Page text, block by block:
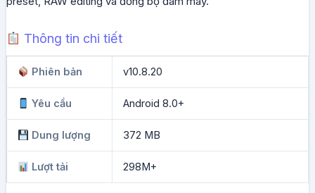
Thông tin chi tiết
Phiên bản v10.8.20
Yêu cầu Android 8.0+
Dung lượng 372 MB
Lượt tải 298M+